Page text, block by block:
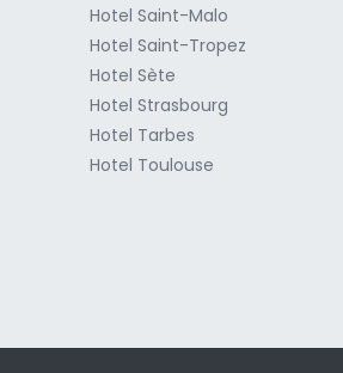
Hotel Saint-Malo
Hotel Saint-Tropez
Hotel Sète
Hotel Strasbourg
Hotel Tarbes
Hotel Toulouse